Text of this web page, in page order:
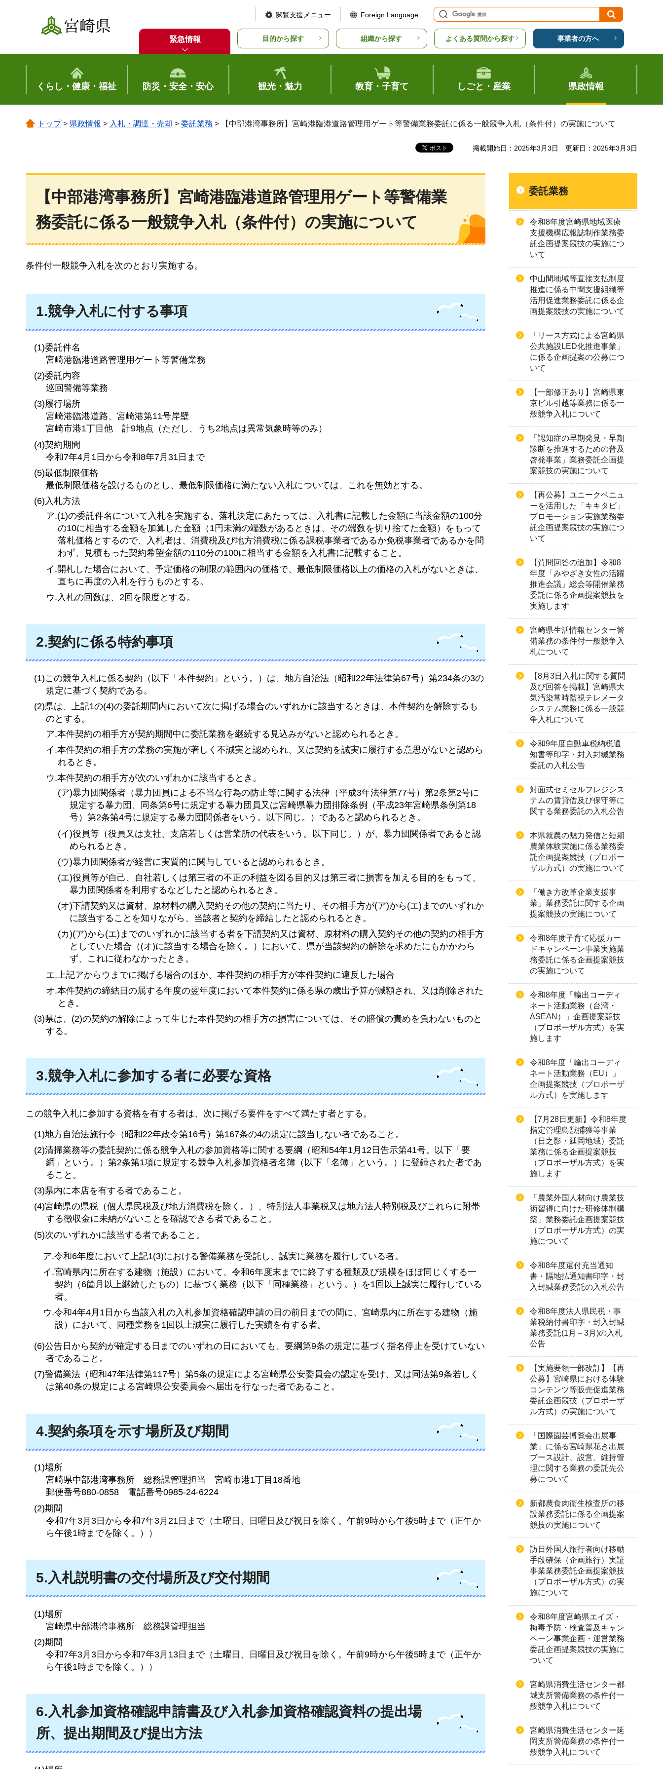
宮崎県
閲覧支援メニュー Foreign Language
緊急情報 目的から探す 組織から探す よくある質問から探す 事業者の方へ
くらし・健康・福祉 防災・安全・安心 観光・魅力 教育・子育て しごと・産業 県政情報
トップ> 県政情報 > 入札・調達・売却 > 委託業務 > 【中部港湾事務所】宮崎港臨港道路管理用ゲート等警備業務委託に係る一般競争入札（条件付）の実施について
掲載開始日：2025年3月3日 更新日：2025年3月3日
【中部港湾事務所】宮崎港臨港道路管理用ゲート等警備業
務委託に係る一般競争入札（条件付）の実施について
条件付一般競争入札を次のとおり実施する。
1.競争入札に付する事項
(1)委託件名
宮崎港臨港道路管理用ゲート等警備業務
(2)委託内容
巡回警備等業務
(3)履行場所
宮崎港臨港道路、宮崎港第11号岸壁
宮崎市港1丁目他
計9地点 （ただし、うち2地点は異常気象時等のみ）
(4)契約期間
令和7年4月1日から令和8年7月31日まで
(5)最低制限価格
最低制限価格を設けるものとし、最低制限価格に満たない入札については、これを無効とする。
(6)入札方法
ア.(1)の委託件名について入札を実施する。落札決定にあたっては、入札書に記載した金額に当該金額の100分
の10に相当する金額を加算した金額（1円未満の端数があるときは、その端数を切り捨てた金額）をもって
落札価格とするので、入札者は、消費税及び地方消費税に係る課税事業者であるか免税事業者であるかを問
わず、見積もった契約希望金額の110分の100に相当する金額を入札書に記載すること。
イ.開札した場合において、予定価格の制限の範囲内の価格で、最低制限価格以上の価格の入札がないときは、
直ちに再度の入札を行うものとする。
ウ.入札の回数は、2回を限度とする。
2.契約に係る特約事項
(1)この競争入札に係る契約（以下「本件契約」という。）は、地方自治法（昭和22年法律第67号）第234条の3の
規定に基づく契約である。
(2)県は、上記1の(4)の委託期間内において次に掲げる場合のいずれかに該当するときは、本件契約を解除するも
のとする。
ア.本件契約の相手方が契約期間中に委託業務を継続する見込みがないと認められるとき。
イ.本件契約の相手方の業務の実施が著しく不誠実と認められ、又は契約を誠実に履行する意思がないと認めら
れるとき。
ウ.本件契約の相手方が次のいずれかに該当するとき。
(ア)暴力団関係者（暴力団員による不当な行為の防止等に関する法律（平成3年法律第77号）第2条第2号に
規定する暴力団、同条第6号に規定する暴力団員又は宮崎県暴力団排除条例（平成23年宮崎県条例第18
号）第2条第4号に規定する暴力団関係者をいう。以下同じ。）であると認められるとき。
(イ)役員等（役員又は支社、支店若しくは営業所の代表をいう。以下同じ。）が、暴力団関係者であると認
められるとき。
(ウ)暴力団関係者が経営に実質的に関与していると認められるとき。
(エ)役員等が自己、自社若しくは第三者の不正の利益を図る目的又は第三者に損害を加える目的をもって、
暴力団関係者を利用するなどしたと認められるとき。
(オ)下請契約又は資材、原材料の購入契約その他の契約に当たり、その相手方が(ア)から(エ)までのいずれか
に該当することを知りながら、当該者と契約を締結したと認められるとき。
(カ)(ア)から(エ)までのいずれかに該当する者を下請契約又は資材、原材料の購入契約その他の契約の相手方
としていた場合（(オ)に該当する場合を除く。）において、県が当該契約の解除を求めたにもかかわら
ず、これに従わなかったとき。
エ.上記アからウまでに掲げる場合のほか、本件契約の相手方が本件契約に違反した場合
オ.本件契約の締結日の属する年度の翌年度において本件契約に係る県の歳出予算が減額され、又は削除された
とき。
(3)県は、(2)の契約の解除によって生じた本件契約の相手方の損害については、その賠償の責めを負わないものと
する。
3.競争入札に参加する者に必要な資格
この競争入札に参加する資格を有する者は、次に掲げる要件をすべて満たす者とする。
(1)地方自治法施行令（昭和22年政令第16号）第167条の4の規定に該当しない者であること。
(2)清掃業務等の委託契約に係る競争入札の参加資格等に関する要綱（昭和54年1月12日告示第41号。以下「要
綱」という。）第2条第1項に規定する競争入札参加資格者名簿（以下「名簿」という。）に登録された者であ
ること。
(3)県内に本店を有する者であること。
(4)宮崎県の県税（個人県民税及び地方消費税を除く。）、特別法人事業税又は地方法人特別税及びこれらに附帯
する徴収金に未納がないことを確認できる者であること。
(5)次のいずれかに該当する者であること。
ア.令和6年度において上記1(3)における警備業務を受託し、誠実に業務を履行している者。
イ.宮崎県内に所在する建物（施設）において、令和6年度末までに終了する種類及び規模をほぼ同じくする一
契約（6箇月以上継続したもの）に基づく業務（以下「同種業務」という。）を1回以上誠実に履行している
者。
ウ.令和4年4月1日から当該入札の入札参加資格確認申請の日の前日までの間に、宮崎県内に所在する建物（施
設）において、同種業務を1回以上誠実に履行した実績を有する者。
(6)公告日から契約が確定する日までのいずれの日においても、要綱第9条の規定に基づく指名停止を受けていない
者であること。
(7)警備業法（昭和47年法律第117号）第5条の規定による宮崎県公安委員会の認定を受け、又は同法第9条若しく
は第40条の規定による宮崎県公安委員会へ届出を行なった者であること。
4.契約条項を示す場所及び期間
(1)場所
宮崎県中部港湾事務所
総務課管理担当
宮崎市港1丁目18番地
郵便番号880-0858
電話番号0985-24-6224
(2)期間
令和7年3月3日から令和7年3月21日まで（土曜日、日曜日及び祝日を除く。午前9時から午後5時まで（正午か
ら午後1時までを除く。））
5.入札説明書の交付場所及び交付期間
(1)場所
宮崎県中部港湾事務所
総務課管理担当
(2)期間
令和7年3月3日から令和7年3月13日まで（土曜日、日曜日及び祝日を除く。午前9時から午後5時まで（正午か
ら午後1時までを除く。））
6.入札参加資格確認申請書及び入札参加資格確認資料の提出場
所、提出期間及び提出方法
委託業務
令和8年度宮崎県地域医療
支援機構広報誌制作業務委
託企画提案競技の実施につ
いて
中山間地域等直接支払制度
推進に係る中間支援組織等
活用促進業務委託に係る企
画提案競技の実施について
「リース方式による宮崎県
公共施設LED化推進事業」
に係る企画提案の公募につ
いて
【一部修正あり】宮崎県東
京ビル引越等業務に係る一
般競争入札について
「認知症の早期発見・早期
診断を推進するための普及
啓発事業」業務委託企画提
案競技の実施について
【再公募】ユニークベニュ
ーを活用した「キキタビ」
プロモーション実施業務委
託企画提案競技の実施につ
いて
【質問回答の追加】令和8
年度「みやざき女性の活躍
推進会議」総会等開催業務
委託に係る企画提案競技を
実施します
宮崎県生活情報センター警
備業務の条件付一般競争入
札について
【8月3日入札に関する質問
及び回答を掲載】宮崎県大
気汚染常時監視テレメータ
システム業務に係る一般競
争入札について
令和9年度自動車税納税通
知書等印字・封入封緘業務
委託の入札公告
対面式セミセルフレジシス
テムの賃貸借及び保守等に
関する業務委託の入札公告
本県就農の魅力発信と短期
農業体験実施に係る業務委
託企画提案競技（プロポー
ザル方式）の実施について
「働き方改革企業支援事
業」業務委託に関する企画
提案競技の実施について
令和8年度子育て応援カー
ドキャンペーン事業実施業
務委託に係る企画提案競技
の実施について
令和8年度「輸出コーディ
ネート活動業務（台湾・
ASEAN）」企画提案競技
（プロポーザル方式）を実
施します
令和8年度「輸出コーディ
ネート活動業務（EU）」
企画提案競技（プロポーザ
ル方式）を実施します
【7月28日更新】令和8年度
指定管理鳥獣捕獲等事業
（日之影・延岡地域）委託
業務に係る企画提案競技
（プロポーザル方式）を実
施します
「農業外国人材向け農業技
術習得に向けた研修体制構
築」業務委託企画提案競技
（プロポーザル方式）の実
施について
令和8年度還付充当通知
書・隔地払通知書印字・封
入封緘業務委託の入札公告
令和8年度法人県民税・事
業税納付書印字・封入封緘
業務委託(1月～3月)の入札
公告
【実施要領一部改訂】【再
公募】宮崎県における体験
コンテンツ等販売促進業務
委託企画競技（プロポーザ
ル方式）の実施について
「国際園芸博覧会出展事
業」に係る宮崎県花き出展
ブース設計、設営、維持管
理に関する業務の委託先公
募について
新都農食肉衛生検査所の移
設業務委託に係る企画提案
競技の実施について
訪日外国人旅行者向け移動
手段確保（企画旅行）実証
事業業務委託企画提案競技
（プロポーザル方式）の実
施について
令和8年度宮崎県エイズ・
梅毒予防・検査普及キャン
ペーン事業企画・運営業務
委託企画提案競技の実施に
ついて
宮崎県消費生活センター都
城支所警備業務の条件付一
般競争入札について
宮崎県消費生活センター延
岡支所警備業務の条件付一
般競争入札について